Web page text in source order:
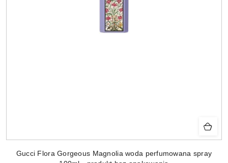
Gucci Flora Gorgeous Magnolia woda perfumowana spray